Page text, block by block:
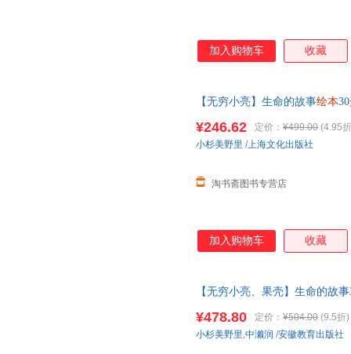
加入购物车 收藏
【无穷小亮】生命的故事绘本
¥246.62 定价： ¥499.00 (4.95
淘书斋图书专营店
小杉美野里 /上海文化出版社
加入购物车 收藏
【无穷小亮、果壳】生命的故
¥478.80 定价： ¥504.00 (9.5折)
小杉美野里,中濑润 /安徽教育出版社